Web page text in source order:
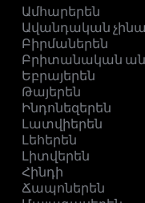
Ամհարերեն
Ավանդական
Բիրմաներեն
Բրիտանական
Եբրայերեն
Թայերեն
Ինդոնեզերեն
Լատվիերեն
Լեհերեն
Լիտվերեն
Հինդի
Ճապոներեն